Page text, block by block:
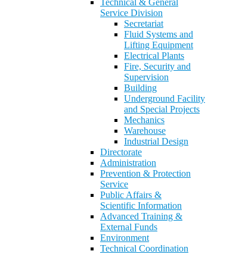
Technical & General
Service Division
Secretariat
Fluid Systems and
Lifting Equipment
Electrical Plants
Fire, Security and
Supervision
Building
Underground Facility
and Special Projects
Mechanics
Warehouse
Industrial Design
Directorate
Administration
Prevention & Protection
Service
Public Affairs &
Scientific Information
Advanced Training &
External Funds
Environment
Technical Coordination